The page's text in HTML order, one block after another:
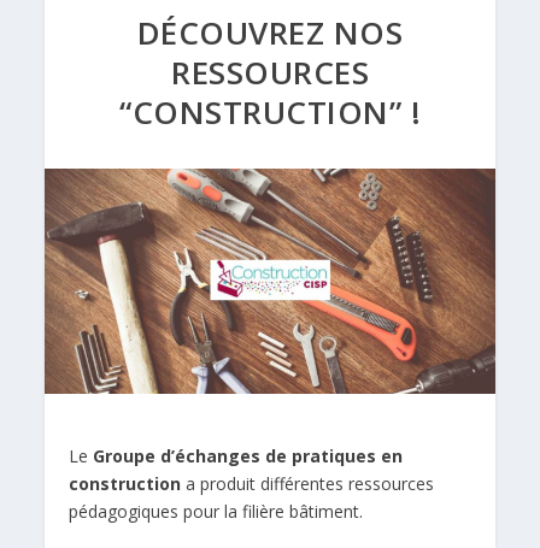
DÉCOUVREZ NOS
RESSOURCES
“CONSTRUCTION” !
Le Groupe d’échanges de pratiques en
construction a produit différentes ressources
pédagogiques pour la filière bâtiment.